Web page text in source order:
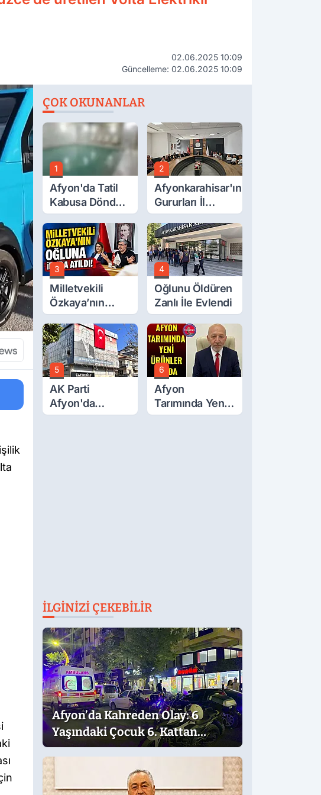
02.06.2025 10:09
Güncelleme: 02.06.2025 10:09
ÇOK OKUNANLAR
1
Afyon'da Tatil
Kabusa Döndü,
Acı Son!
2
Afyonkarahisar'ın
Gururları İl
Müdürüyle
Buluştu
3
Milletvekili
Özkaya’nın
Oğluna İftira
Atıldı
4
Oğlunu Öldüren
Zanlı İle Evlendi
5
AK Parti
Afyon'da
Turgay Şahin'in
6
Afyon
Tarımında Yeni
Ürünler Yolda
İLGINIZI ÇEKEBILIR
Afyon’da Kahreden Olay: 6
Yaşındaki Çocuk 6. Kattan
Düştü